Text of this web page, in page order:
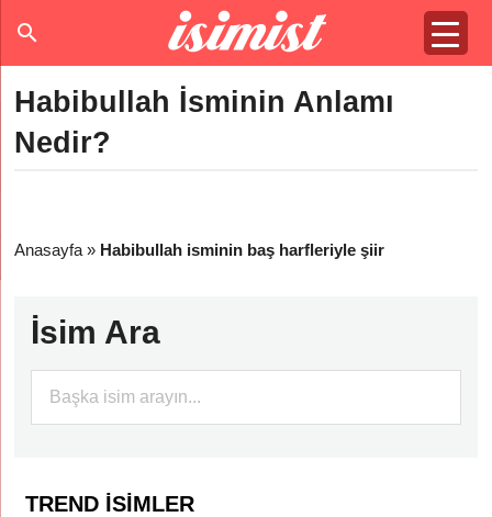
Habibullah İsminin Anlamı
Nedir?
Anasayfa » Habibullah isminin baş harfleriyle şiir
İsim Ara
TREND İSIMLER